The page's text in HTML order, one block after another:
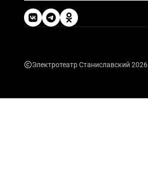
Электротеатр Станиславский 2026